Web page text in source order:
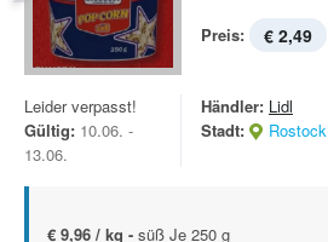
Preis: € 2,49
Leider verpasst!
Gültig: 10.06. -
13.06.
Händler: Lidl
Stadt:
Rostock
€ 9,96 / kg - süß Je 250 g